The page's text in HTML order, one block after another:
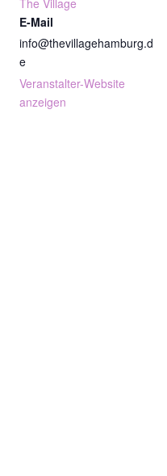
The Village
E-Mail
info@thevillagehamburg.d
e
Veranstalter-Website
anzeigen